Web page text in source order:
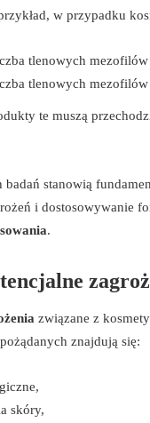
w przypadku
tlenowych
tlenowych
te muszą
stanowią
i dostosowywanie
.
związane z
znajdują się:
skóry,